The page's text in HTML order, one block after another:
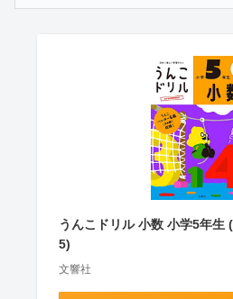
うんこドリル 小数 小学5年生
5)
文響社